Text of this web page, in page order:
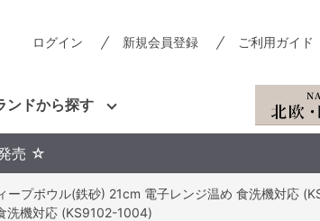
ログイン 新規会員登録 ご利用ガイド
ンドから探す
売 ☆
ープボウル(鉄砂) 21cm 電子レンジ温め 食洗機対応
洗機対応 (KS9102-1004)